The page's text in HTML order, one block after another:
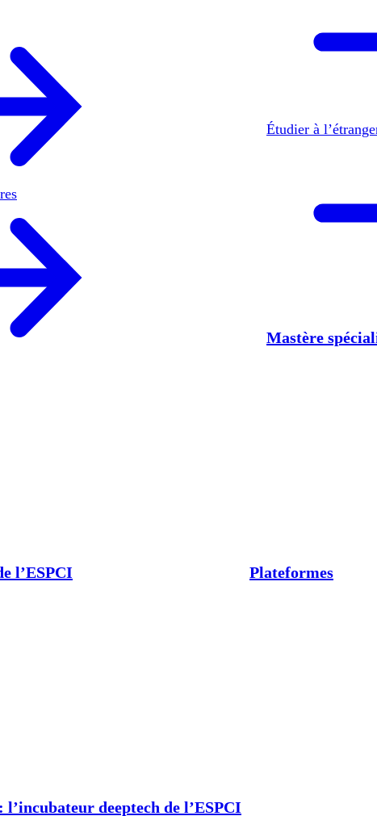
Étudier à
Mastère
l’ESPCI Plateformes
l’incubateur deeptech de l’ESPCI